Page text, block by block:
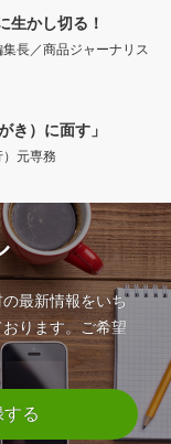
かし切る！
長／商品ジャーナリス
き）に面す」
元専務
最新情報をいち
ります。ご希望
る